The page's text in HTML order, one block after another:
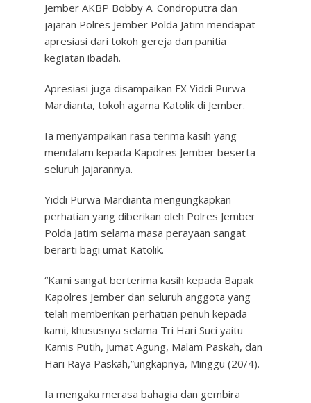
Jember AKBP Bobby A. Condroputra dan
jajaran Polres Jember Polda Jatim mendapat
apresiasi dari tokoh gereja dan panitia
kegiatan ibadah.
Apresiasi juga disampaikan FX Yiddi Purwa
Mardianta, tokoh agama Katolik di Jember.
Ia menyampaikan rasa terima kasih yang
mendalam kepada Kapolres Jember beserta
seluruh jajarannya.
Yiddi Purwa Mardianta mengungkapkan
perhatian yang diberikan oleh Polres Jember
Polda Jatim selama masa perayaan sangat
berarti bagi umat Katolik.
“Kami sangat berterima kasih kepada Bapak
Kapolres Jember dan seluruh anggota yang
telah memberikan perhatian penuh kepada
kami, khususnya selama Tri Hari Suci yaitu
Kamis Putih, Jumat Agung, Malam Paskah, dan
Hari Raya Paskah,”ungkapnya, Minggu (20/4).
Ia mengaku merasa bahagia dan gembira